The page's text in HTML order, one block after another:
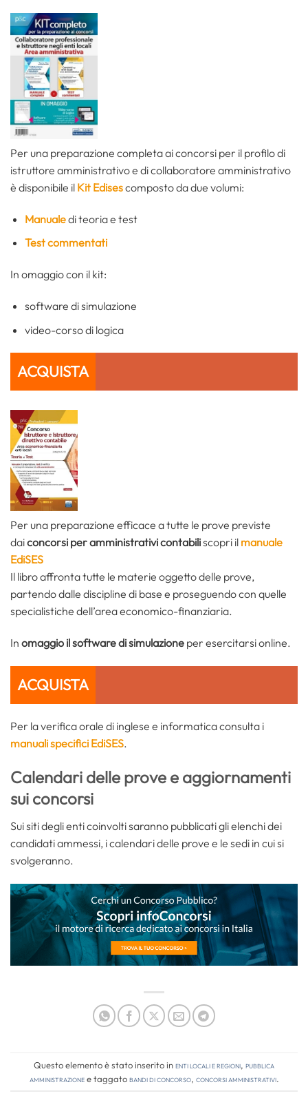
Per una preparazione completa ai concorsi per il profilo di
istruttore amministrativo e di collaboratore amministrativo
è disponibile il Kit Edisescomposto da due volumi:
Manualedi teoria e test
Test commentati
In omaggio con il kit:
software di simulazione
video-corso di logica
ACQUISTA
Per una preparazione efficace a tutte le prove previste
daiconcorsi peramministrativi contabiliscopri il manuale
EdiSES
Il libro affronta tutte le materie oggetto delle prove,
partendo dalle discipline di base e proseguendo con quelle
specialistiche dell’area economico-finanziaria.
In omaggio il software di simulazione per esercitarsi online.
ACQUISTA
Per la verifica orale di inglese e informatica consulta i
manuali specifici EdiSES.
Calendari delle prove e aggiornamenti
sui concorsi
Sui siti degli enti coinvolti saranno pubblicati gli elenchi dei
candidati ammessi, i calendari delle prove e le sedi in cui si
svolgeranno.
Questo elemento è stato inserito inEnti locali e regioni, Pubblica
amministrazionee taggatobandi di concorso, concorsi amministrativi.